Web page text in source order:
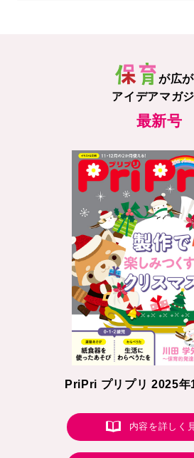
が広
アイデアマガ
最新号
PriPri プリプリ 2025年
内容を詳しく